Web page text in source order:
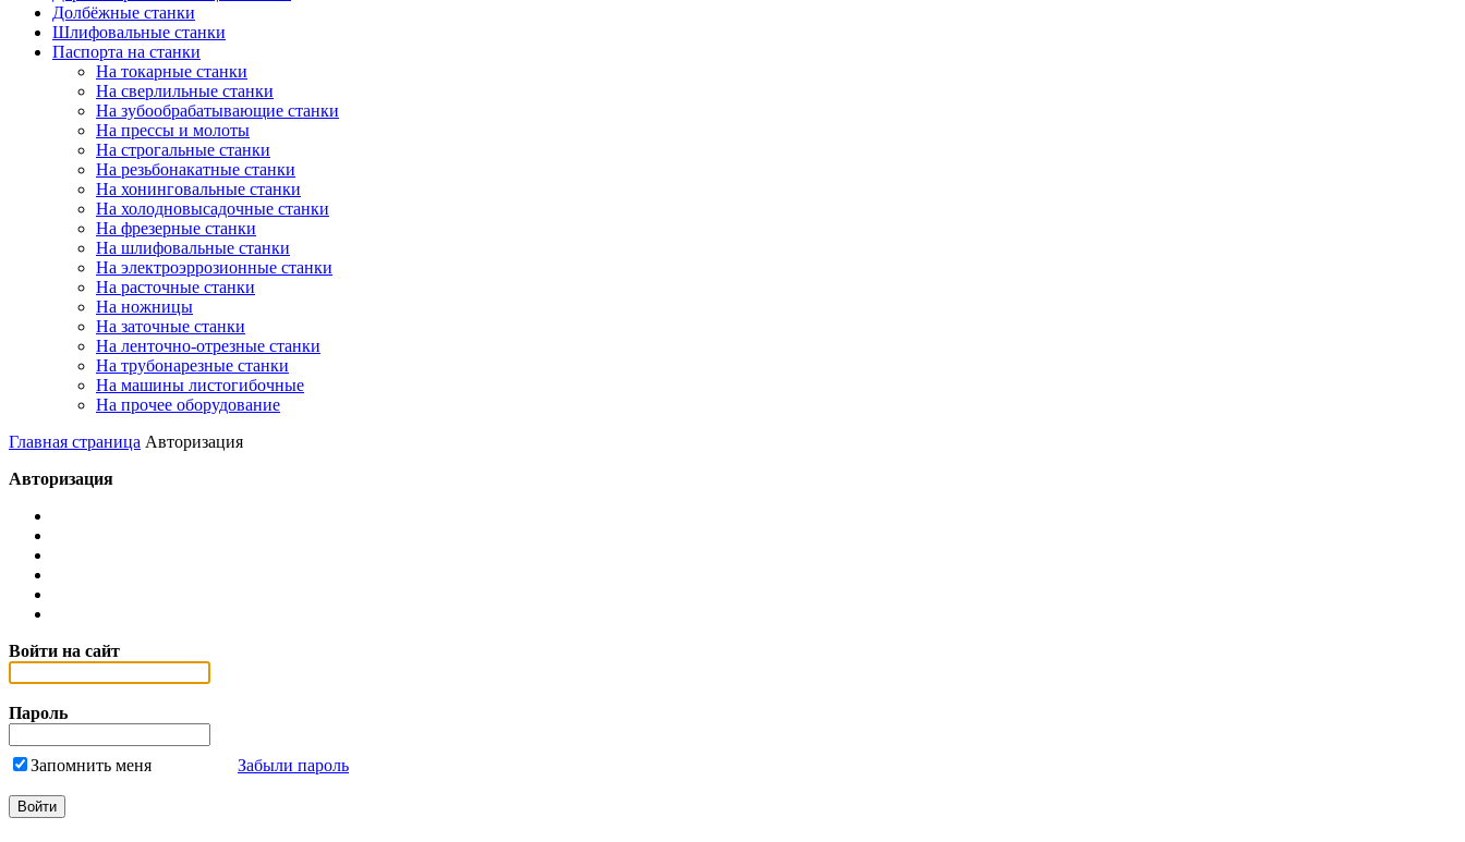
Долбёжные станки
Шлифовальные станки
Паспорта на станки
На токарные станки
На сверлильные станки
На зубообрабатывающие станки
На прессы и молоты
На строгальные станки
На резьбонакатные станки
На хонинговальные станки
На холодновысадочные станки
На фрезерные станки
На шлифовальные станки
На электроэррозионные станки
На расточные станки
На ножницы
На заточные станки
На ленточно-отрезные станки
На трубонарезные станки
На машины листогибочные
На прочее оборудование
Главная страница Авторизация
Авторизация
Войти на сайт
Пароль
Запомнить меня Забыли пароль